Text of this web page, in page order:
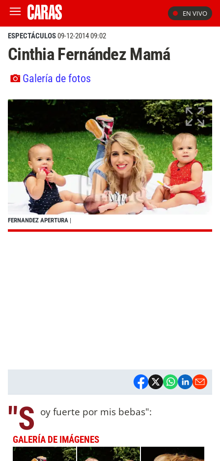
EN VIVO
ESPECTÁCULOS09-12-2014 09:02
Cinthia Fernández Mamá
Galería de fotos
FERNANDEZ APERTURA |
"S oy fuerte por mis bebas":
GALERÍA DE IMÁGENES